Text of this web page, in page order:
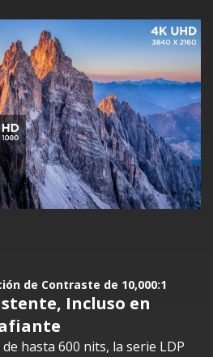
de Contraste de 10,000:1
Incluso en
hasta 600 nits, la serie LDP